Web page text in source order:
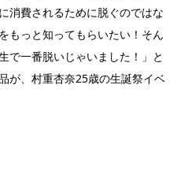
消費されるために脱ぐのではな
もっと知ってもらいたい！そん
で一番脱いじゃいました！」と
が、村重杏奈25歳の生誕祭イベ